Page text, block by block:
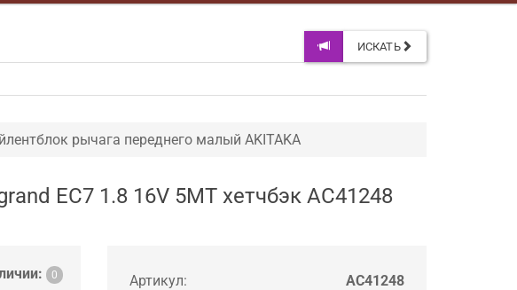
ИСКАТЬ
рычага переднего малый AKITAKA
EC7 1.8 16V 5MT хетчбэк AC41248
0 Артикул: AC41248